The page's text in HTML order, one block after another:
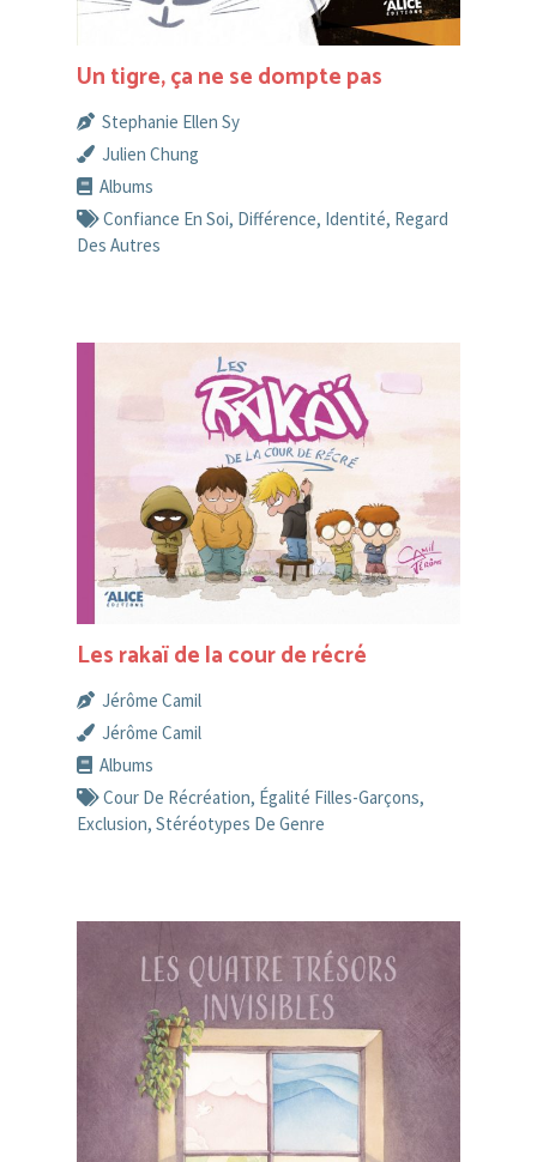
Un tigre, ça ne se dompte pas
Stephanie Ellen Sy
Julien Chung
Albums
Confiance En Soi, Différence, Identité, Regard
Des Autres
Les rakaï de la cour de récré
Jérôme Camil
Jérôme Camil
Albums
Cour De Récréation, Égalité Filles-Garçons,
Exclusion, Stéréotypes De Genre